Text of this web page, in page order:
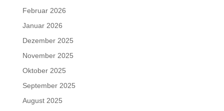
Februar 2026
Januar 2026
Dezember 2025
November 2025
Oktober 2025
September 2025
August 2025